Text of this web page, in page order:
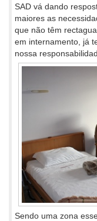
SAD vá dando
maiores as
que não têm
em internamento, já
nossa
Sendo uma zona